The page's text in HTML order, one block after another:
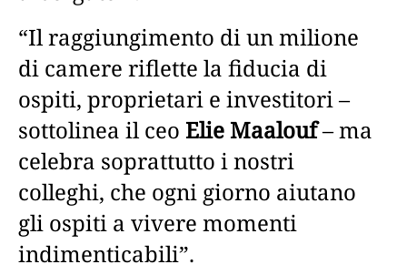
“Il raggiungimento di un milione
di camere riflette la fiducia di
ospiti, proprietari e investitori –
sottolinea il ceo Elie Maalouf– ma
celebra soprattutto i nostri
colleghi, che ogni giorno aiutano
gli ospiti a vivere momenti
indimenticabili”.